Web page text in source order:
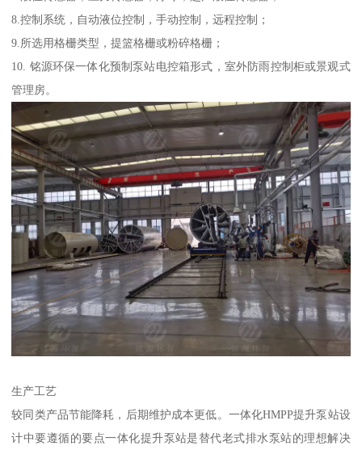
8.控制系统，自动液位控制，手动控制，远程控制；
9.所选用格栅类型，提篮格栅或粉碎格栅；
10. 铭源环保一体化预制泵站电控箱形式，室外防雨控制柜或景观式
管理房。
生产工艺
较同类产品节能降耗，后期维护成本更低。一体化HMPP提升泵站设
计中要遵循的要点一体化提升泵站是替代老式排水泵站的理想解决